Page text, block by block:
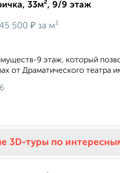
33м², 9/9 этаж
500 ₽ за м²
9 этаж, который
от Драматического театра
3D-туры по